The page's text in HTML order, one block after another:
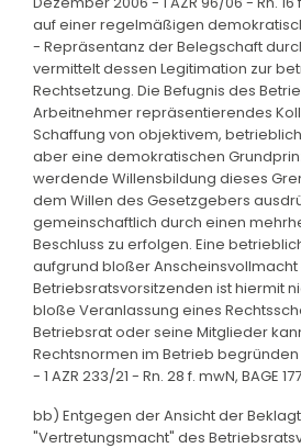
auf einer regelmäßigen
- Repräsentanz der Belegschaft
vermittelt dessen Legitimation zur
Rechtsetzung. Die Befugnis des
Arbeitnehmer repräsentierendes
Schaffung von objektivem,
aber eine demokratischen
werdende Willensbildung dieses
dem Willen des Gesetzgebers
gemeinschaftlich durch einen
Beschluss zu erfolgen. Eine
aufgrund bloßer Anscheinsvollmacht
Betriebsratsvorsitzenden ist hiermit
bloße Veranlassung eines
Betriebsrat oder seine Mitglieder
Rechtsnormen im Betrieb begründen
- 1 AZR 233/21 - Rn. 28 f. mwN, BAGE
bb) Entgegen der Ansicht der
"Vertretungsmacht" des